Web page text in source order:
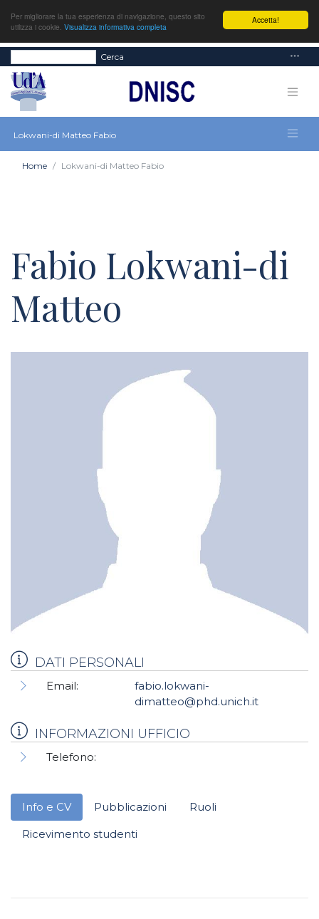
Accetta!
Per migliorare la tua esperienza di navigazione, questo sito
utilizza i cookie. Visualizza informativa completa
Cerca
Lokwani-di Matteo Fabio
Home Lokwani-di Matteo Fabio
Fabio Lokwani-di
Matteo
DATI PERSONALI
Email:
fabio.lokwani-
dimatteo@phd.unich.it
INFORMAZIONI UFFICIO
Telefono:
Info e CV Pubblicazioni
Ruoli
Ricevimento studenti